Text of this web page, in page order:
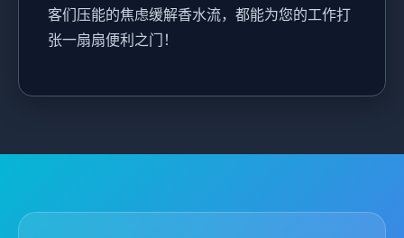
客们压能的焦虑缓解香水流，都能为您的工作打
张一扇扇便利之门！